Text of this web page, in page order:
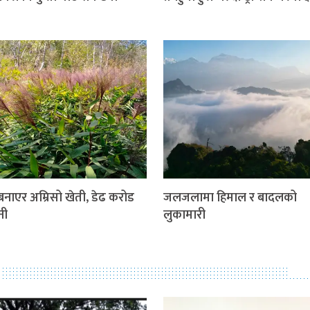
अम्रिसो खेती, डेढ करोड
जलजलामा हिमाल र बादलको
लुकामारी